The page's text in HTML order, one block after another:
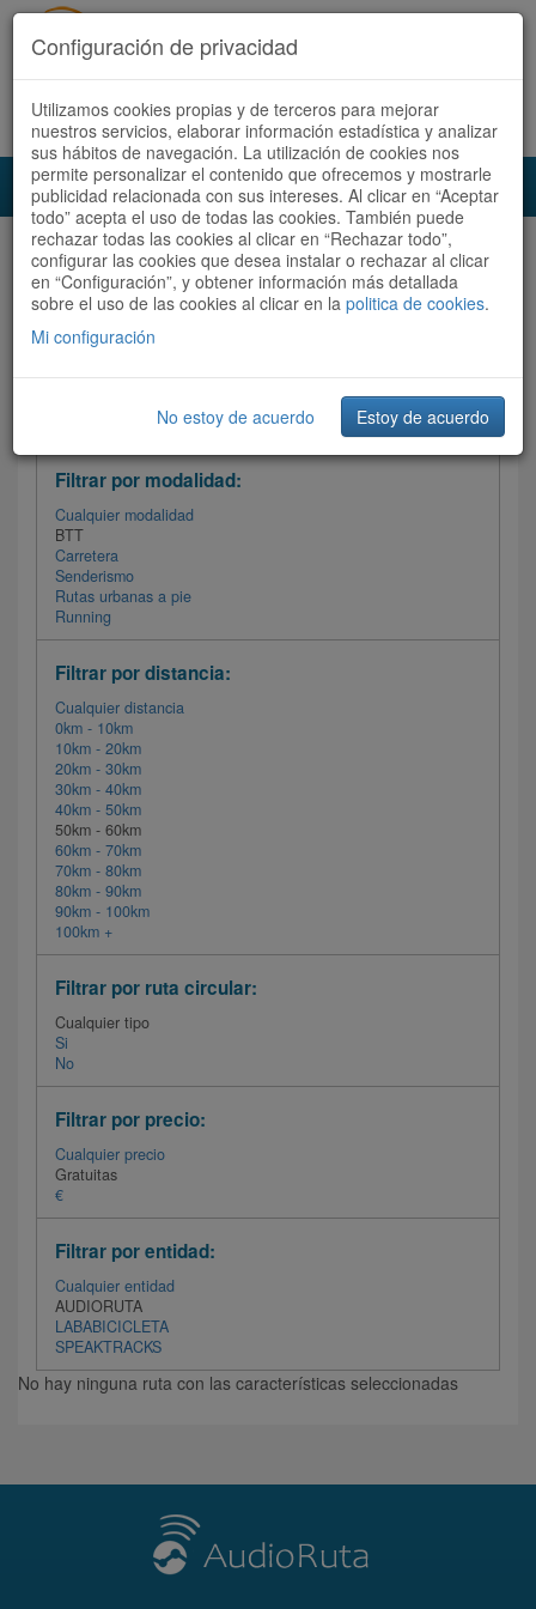
Acceder Registrate ahora Español | Català
Audioruta Todas las rutas
Todas las rutas
Ordenar por: Más recientes /
Filtrar las rutas
Filtrar por modalidad:
Cualquier modalidad
BTT
Carretera
Senderismo
Rutas urbanas a pie
Running
Filtrar por distancia:
Cualquier distancia
0km - 10km
10km - 20km
20km - 30km
30km - 40km
40km - 50km
50km - 60km
60km - 70km
70km - 80km
80km - 90km
90km - 100km
100km +
Filtrar por ruta circular:
Cualquier tipo
Si
No
Filtrar por precio:
Cualquier precio
Gratuitas
€
Filtrar por entidad:
Cualquier entidad
AUDIORUTA
LABABICICLETA
SPEAKTRACKS
No hay ninguna ruta con las características seleccionadas
Configuración de privacidad
Utilizamos cookies propias y de terceros para mejorar
nuestros servicios, elaborar información estadística y analizar
sus hábitos de navegación. La utilización de cookies nos
permite personalizar el contenido que ofrecemos y mostrarle
publicidad relacionada con sus intereses. Al clicar en “Aceptar
todo” acepta el uso de todas las cookies. También puede
rechazar todas las cookies al clicar en “Rechazar todo”,
configurar las cookies que desea instalar o rechazar al clicar
en “Configuración”, y obtener información más detallada
sobre el uso de las cookies al clicar en la politica de cookies.
Mi configuración
No estoy de acuerdo Estoy de acuerdo